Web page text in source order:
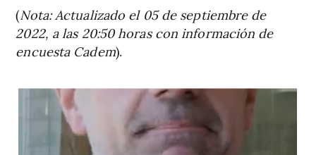
(Nota: Actualizado el 05 de septiembre de
2022, a las 20:50 horas con información de
encuesta Cadem).